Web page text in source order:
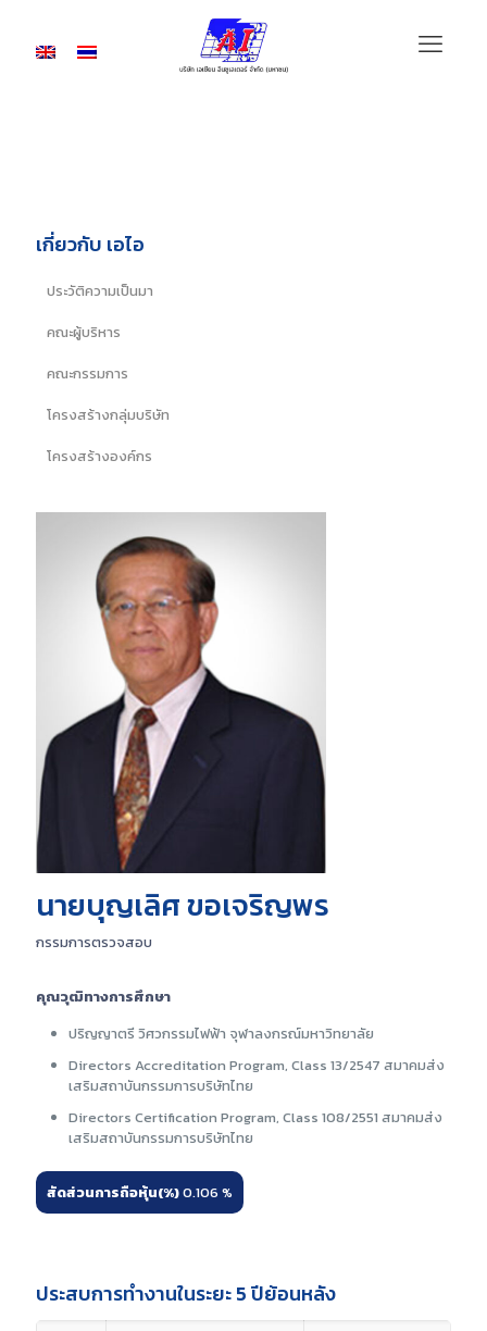
เกี่ยวกับ เอไอ
ประวัติความเป็นมา
คณะผู้บริหาร
คณะกรรมการ
โครงสร้างกลุ่มบริษัท
โครงสร้างองค์กร
นายบุญเลิศ ขอเจริญพร
กรรมการตรวจสอบ
คุณวุฒิทางการศึกษา
ปริญญาตรี วิศวกรรมไฟฟ้า จุฬาลงกรณ์มหาวิทยาลัย
Directors Accreditation Program, Class 13/2547 สมาคมส่ง
เสริมสถาบันกรรมการบริษัทไทย
Directors Certification Program, Class 108/2551 สมาคมส่ง
เสริมสถาบันกรรมการบริษัทไทย
สัดส่วนการถือหุ้น(%)0.106 %
ประสบการทำงานในระยะ 5 ปีย้อนหลัง